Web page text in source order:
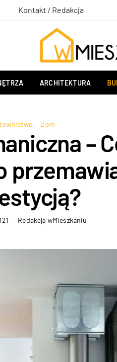
Kontakt / Redakcja
ARCHITEKTURA
Dom
–
Redakcja wMieszkaniu